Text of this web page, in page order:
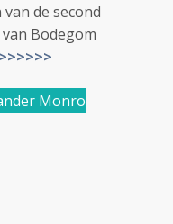
de second
Bodegom
Monro